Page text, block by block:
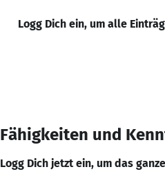
Logg Dich ein, um alle
Fähigkeiten und
Logg Dich jetzt ein, um das